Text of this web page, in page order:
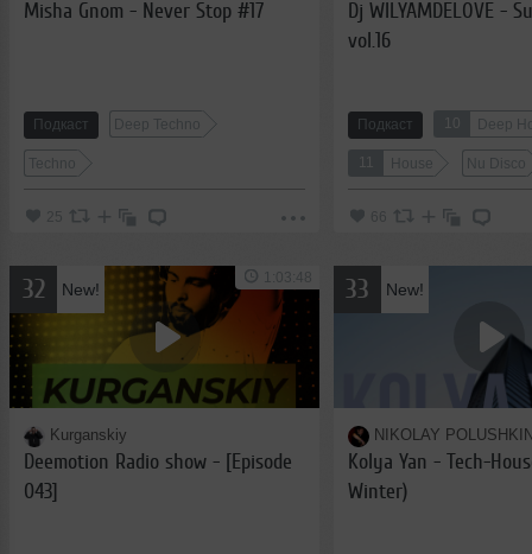
Misha Gnom - Never Stop #17
Подкаст Deep Techno
Techno
25
Dj WILYAMDELOVE -
vol.16
Подкаст 10 Deep
11 House Nu Disco
66
32 New!
Kurganskiy
Deemotion Radio show - [Episode
043]
1:03:48 33 New!
NIKOLAY
Kolya Yan - Tech-
Winter)